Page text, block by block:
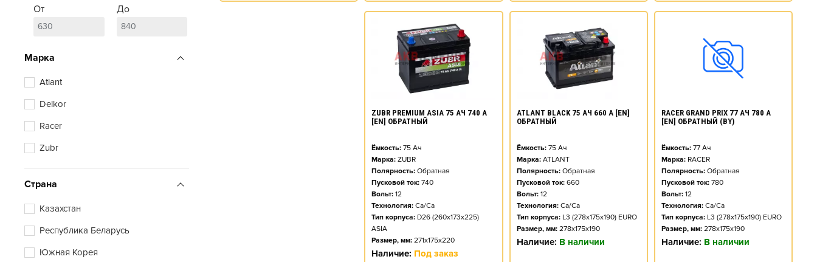
От До
Марка
Atlant
Delkor
Racer
Zubr
Страна
Казахстан
Республика Беларусь
Южная Корея
ZUBR PREMIUM ASIA 75 АЧ 740 А
[EN] ОБРАТНЫЙ
Ёмкость: 75 Ач
Марка: ZUBR
Полярность: Обратная
Пусковой ток: 740
Вольт: 12
Технология: Ca/Ca
Тип корпуса: D26 (260x173x225)
ASIA
Размер, мм: 271x175x220
Наличие: Под заказ
ATLANT BLACK 75 АЧ 660 А [EN]
ОБРАТНЫЙ
Ёмкость: 75Ач
Марка: ATLANT
Полярность: Обратная
Пусковой ток: 660
Вольт: 12
Технология: Ca/Ca
Тип корпуса: L3 (278x175x190) EURO
Размер, мм: 278x175x190
Наличие: В наличии
RACER GRAND PRIX 77 АЧ 780 А
[EN] ОБРАТНЫЙ (BY)
Ёмкость: 77Ач
Марка: RACER
Полярность: Обратная
Пусковой ток: 780
Вольт: 12
Технология: Ca/Ca
Тип корпуса: L3 (278x175x190) EURO
Размер, мм: 278x175x190
Наличие: В наличии